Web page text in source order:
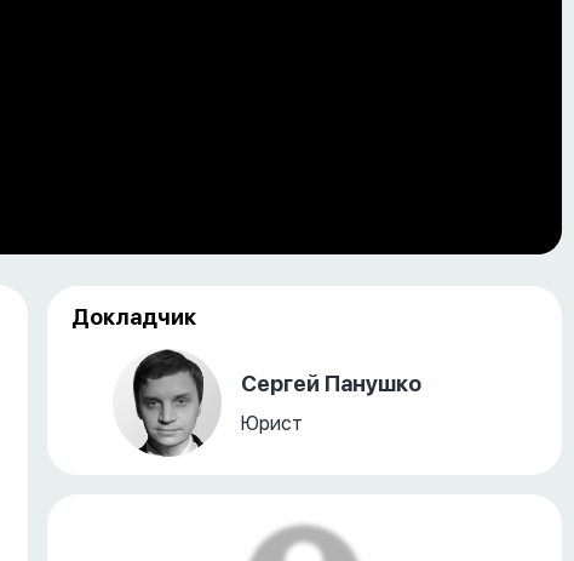
Докладчик
Сергей Панушко
Юрист